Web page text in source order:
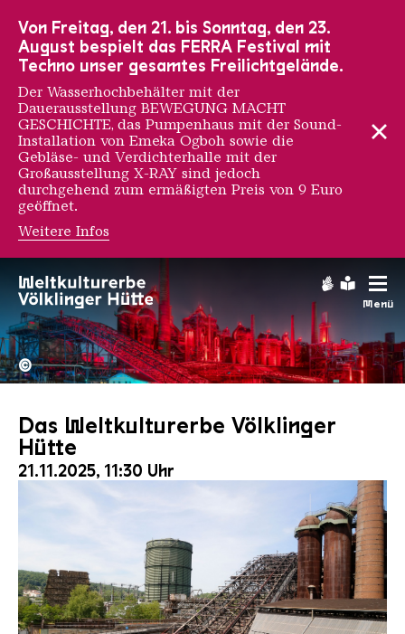
Menü
Hochofengruppe in Rot
Copyright:
©
Das Weltkulturerbe Völklinger
Hütte
21.11.2025, 11:30 Uhr
Von Freitag, den 21. bis Sonntag, den 23.
August bespielt das FERRA Festival mit
Techno unser gesamtes Freilichtgelände.
Der Wasserhochbehälter mit der
Dauerausstellung BEWEGUNG MACHT
GESCHICHTE, das Pumpenhaus mit der Sound-
Installation von Emeka Ogboh sowie die
Gebläse- und Verdichterhalle mit der
Großausstellung X-RAY sind jedoch
durchgehend zum ermäßigten Preis von 9 Euro
geöffnet.
Weitere Infos